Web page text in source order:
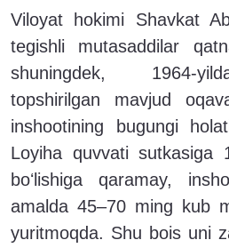
Viloyat hokimi Shavkat
tegishli mutasaddilar
shuningdek, 1964-
topshirilgan mavjud
inshootining bugungi
Loyiha quvvati sutkasiga
boʻlishiga qaramay,
amalda 45–70 ming kub
yuritmoqda. Shu bois uni